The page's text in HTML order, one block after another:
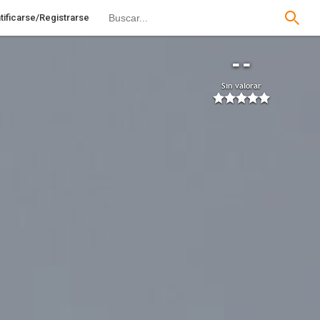
Registrarse
--
Sin valorar